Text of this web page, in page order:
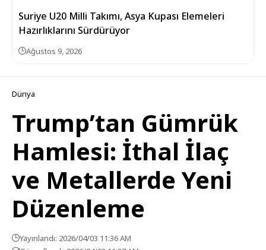
Suriye U20 Milli Takımı, Asya Kupası Elemeleri
Hazırlıklarını Sürdürüyor
Ağustos 9, 2026
Dünya
Trump’tan Gümrük
Hamlesi: İthal İlaç
ve Metallerde Yeni
Düzenleme
Yayınlandı: 2026/04/03 11:36 AM